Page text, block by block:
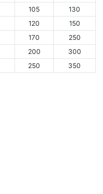
105
130
120
150
170
250
200
300
250 350